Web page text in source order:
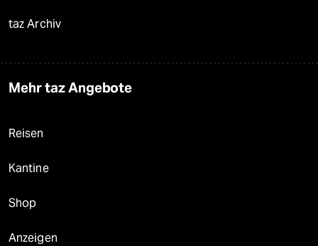
taz Archiv
Mehr taz Angebote
Reisen
Kantine
Shop
Anzeigen